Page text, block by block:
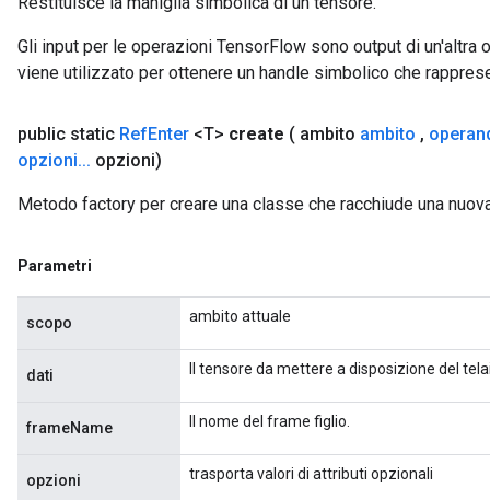
Gli input per le operazioni TensorFlow sono output di un'altra
viene utilizzato per ottenere un handle simbolico che
public static RefEnter <T> create ( ambito ambito ,
opzioni... opzioni)
Metodo factory per creare una classe che racchiude una
Parametri
scopo ambito attuale
dati Il tensore da mettere a disposizione del
frameName Il nome del frame figlio.
opzioni trasporta valori di attributi opzionali